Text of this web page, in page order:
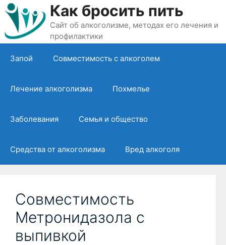
Перейти
содержимому
Как бросить пить
Сайт об алкоголизме, методах его лечения и
профилактики
Запой Совместимость с алкоголем
Лечение алкоголизма Похмелье
Заболевания Семья и общество
Средства от алкоголизма Вред алкоголя
Совместимость
Метронидазола с
выпивкой